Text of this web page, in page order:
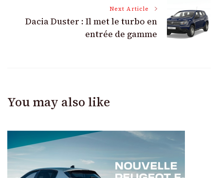
Next Article
Dacia Duster : Il met le turbo en
entrée de gamme
You may also like